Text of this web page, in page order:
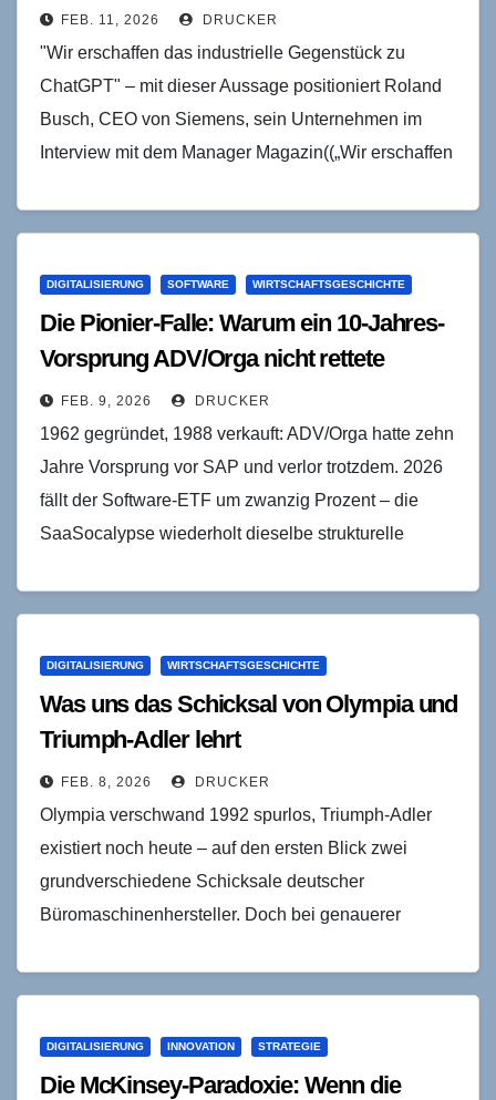
FEB. 11, 2026 DRUCKER
"Wir erschaffen das industrielle Gegenstück zu
ChatGPT" – mit dieser Aussage positioniert Roland
Busch, CEO von Siemens, sein Unternehmen im
Interview mit dem Manager Magazin((„Wir erschaffen
DIGITALISIERUNG SOFTWARE WIRTSCHAFTSGESCHICHTE
Die Pionier-Falle: Warum ein 10-Jahres-
Vorsprung ADV/Orga nicht rettete
FEB. 9, 2026 DRUCKER
1962 gegründet, 1988 verkauft: ADV/Orga hatte zehn
Jahre Vorsprung vor SAP und verlor trotzdem. 2026
fällt der Software-ETF um zwanzig Prozent – die
SaaSocalypse wiederholt dieselbe strukturelle
DIGITALISIERUNG WIRTSCHAFTSGESCHICHTE
Was uns das Schicksal von Olympia und
Triumph-Adler lehrt
FEB. 8, 2026 DRUCKER
Olympia verschwand 1992 spurlos, Triumph-Adler
existiert noch heute – auf den ersten Blick zwei
grundverschiedene Schicksale deutscher
Büromaschinenhersteller. Doch bei genauerer
DIGITALISIERUNG INNOVATION STRATEGIE
Die McKinsey-Paradoxie: Wenn die